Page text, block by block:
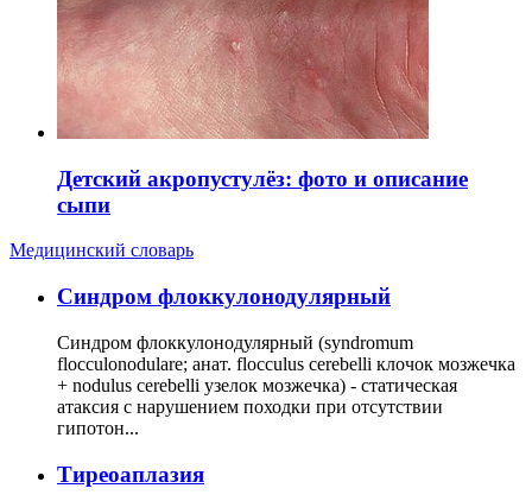
Детский акропустулёз: фото и описание
сыпи
Медицинский словарь
Cиндром флоккулонодулярный
Синдром флоккулонодулярный (syndromum
flocculonodulare; анат. flocculus cerebelli клочок мозжечка
+ nodulus cerebelli узелок мозжечка) - статическая
атаксия с нарушением походки при отсутствии
гипотон...
Тиреоаплазия